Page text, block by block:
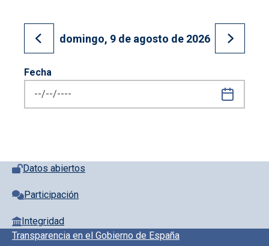
Ir al día anterior
domingo, 9 de agosto de 2026
Ir al día
Fecha
Pie de página con iconos
Datos abiertos
Participación
Integridad
Pie de pagina información
Transparencia en el Gobierno de España